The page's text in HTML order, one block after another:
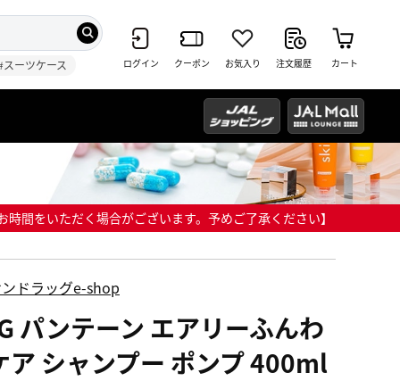
スーツケース ログイン クーポン お気入り 注文履歴 カート
間をいただく場合がございます。予めご了承ください】
ドラッグe-shop
パンテーン エアリーふんわ
ア シャンプー ポンプ 400ml